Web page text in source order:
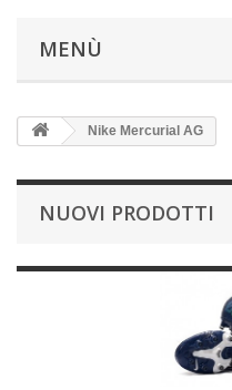
MENÙ
Nike Mercurial AG
NUOVI PRODOTTI